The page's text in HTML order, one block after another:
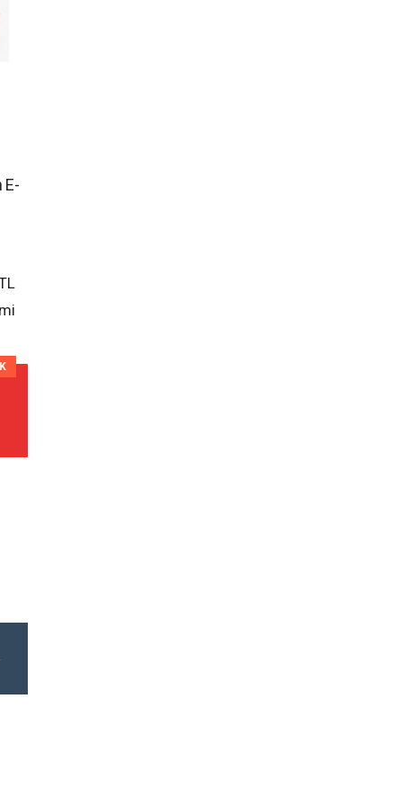
E-